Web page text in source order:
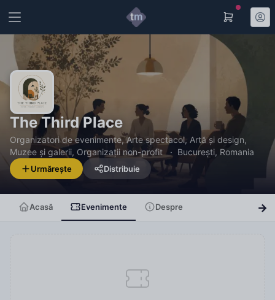
The Third Place
Organizatori de evenimente, Arte spectacol, Artă și design,
Muzee și galerii, Organizații non-profit
București, Romania
Urmărește Distribuie
Acasă Evenimente Despre